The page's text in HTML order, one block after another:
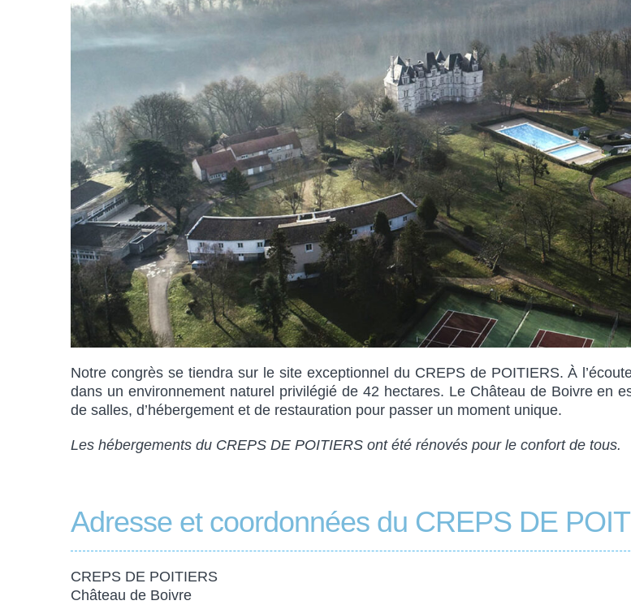
Notre congrès se tiendra sur le site exceptionnel du CREPS de POITIERS. À
dans un environnement naturel privilégié de 42 hectares. Le Château de Boivre en
de salles, d’hébergement et de restauration pour passer un moment unique.
Les hébergements du CREPS DE POITIERS ont été rénovés pour le confort de tous.
Adresse et coordonnées du CREPS DE
CREPS DE POITIERS
Château de Boivre